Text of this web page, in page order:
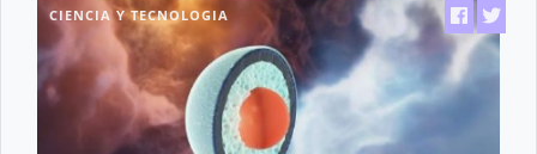
CIENCIA Y TECNOLOGIA